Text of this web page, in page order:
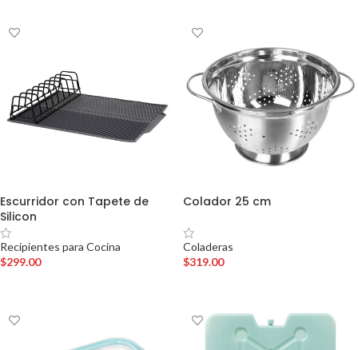
Escurridor con Tapete de
Silicon
Recipientes para Cocina
$299.00
Colador 25 cm
Coladeras
$319.00